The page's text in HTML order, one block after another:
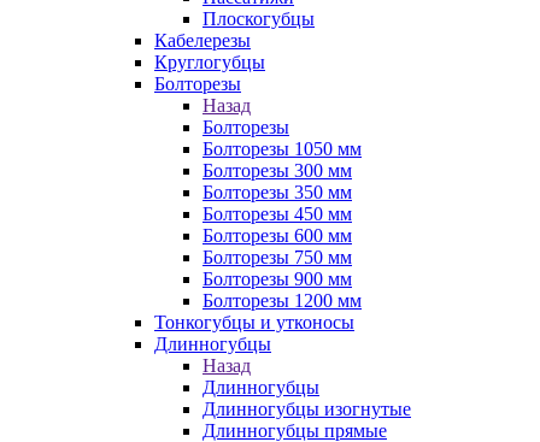
Плоскогубцы
Кабелерезы
Круглогубцы
Болторезы
Назад
Болторезы
Болторезы 1050 мм
Болторезы 300 мм
Болторезы 350 мм
Болторезы 450 мм
Болторезы 600 мм
Болторезы 750 мм
Болторезы 900 мм
Болторезы 1200 мм
Тонкогубцы и утконосы
Длинногубцы
Назад
Длинногубцы
Длинногубцы изогнутые
Длинногубцы прямые